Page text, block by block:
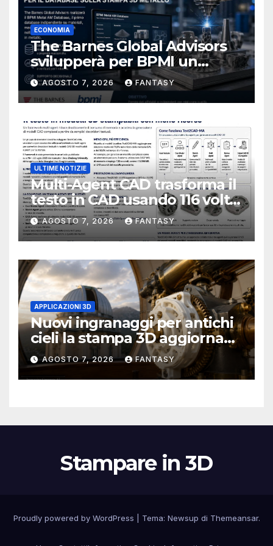
ECONOMIA
The Barnes Global Advisors
svilupperà per BPMI un
database per la stampa 3D
metallica destinata alla filiera
navale statunitense
AGOSTO 7, 2026 FANTASY
ULTIME NOTIZIE
Multi-Agent CAD trasforma il
testo in CAD usando 116 volte
meno token
AGOSTO 7, 2026 FANTASY
APPLICAZIONI 3D
Nuovi ingranaggi per antichi
cieli la stampa 3D aggiorna
un osservatorio del 1930 della
University of Arkansas at
Little Rock
AGOSTO 7, 2026 FANTASY
Stampare in 3D
Proudly powered by WordPress Tema: Newsup di Themeansar.